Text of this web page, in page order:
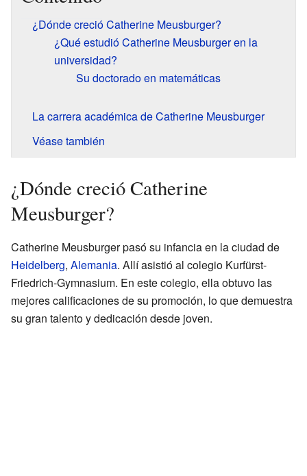
¿Dónde creció Catherine Meusburger?
¿Qué estudió Catherine Meusburger en la
universidad?
Su doctorado en matemáticas
La carrera académica de Catherine Meusburger
Véase también
¿Dónde creció Catherine
Meusburger?
Catherine Meusburger pasó su infancia en la ciudad de
Heidelberg, Alemania. Allí asistió al colegio Kurfürst-
Friedrich-Gymnasium. En este colegio, ella obtuvo las
mejores calificaciones de su promoción, lo que demuestra
su gran talento y dedicación desde joven.